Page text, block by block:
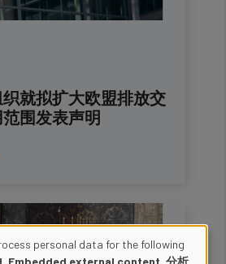
就拟扩大欧盟排放交
围发表声明
personal data for the following